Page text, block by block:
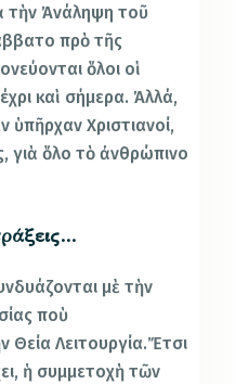
τὴν Ἀνάληψη τοῦ
πρὸ τῆς
ὅλοι οἱ
καὶ σήμερα. Ἀλλά,
ὑπῆρχαν Χριστιανοί,
γιὰ ὅλο τὸ ἀνθρώπινο
μὲ τὴν
ποὺ
Θεία Λειτουργία.Ἔτσι
ἡ συμμετοχὴ τῶν